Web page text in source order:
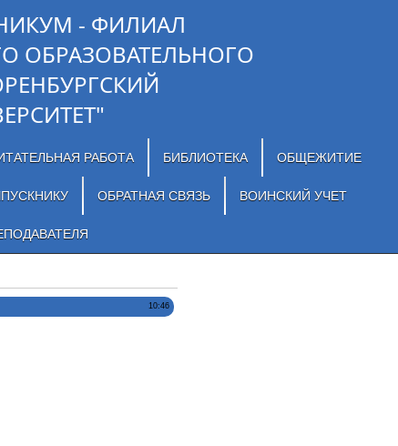
- ФИЛИАЛ
ОБРАЗОВАТЕЛЬНОГО
РАБОТА БИБЛИОТЕКА ОБЩЕЖИТИЕ
ОБРАТНАЯ СВЯЗЬ ВОИНСКИЙ УЧЕТ
10:46